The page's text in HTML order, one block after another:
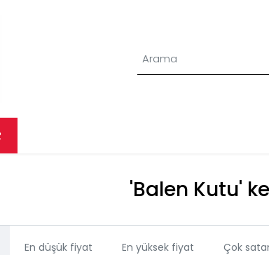
'Balen Kutu'
En düşük fiyat En yüksek fiyat Çok